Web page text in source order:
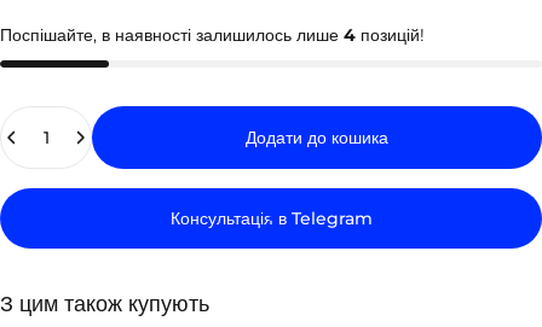
Поспішайте, в наявності залишилось лише 4 позицій!
Кількість
Додати до кошика
Консультація в Telegram
З цим також купують